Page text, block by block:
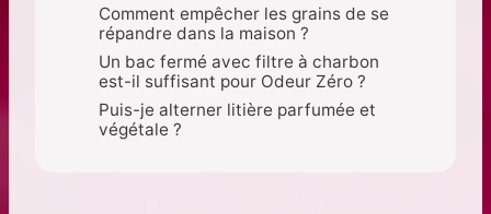
Comment empêcher les grains de se
répandre dans la maison ?
Un bac fermé avec filtre à charbon
est-il suffisant pour Odeur Zéro ?
Puis-je alterner litière parfumée et
végétale ?